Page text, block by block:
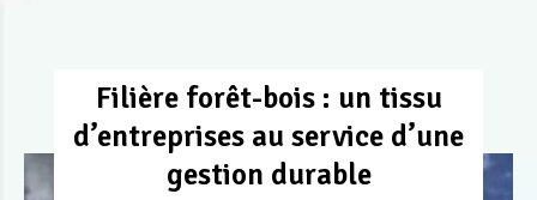
Filière forêt-bois : un tissu
d’entreprises au service d’une
gestion durable